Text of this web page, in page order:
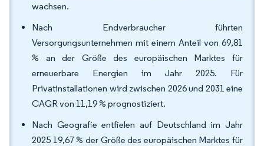
wachsen.
Nach Endverbraucher führten
Versorgungsunternehmen mit einem Anteil von 69,81
% an der Größe des europäischen Marktes für
erneuerbare Energien im Jahr 2025. Für
Privatinstallationen wird zwischen 2026 und 2031 eine
CAGR von 11,19 % prognostiziert.
Nach Geografie entfielen auf Deutschland im Jahr
2025 19,67 % der Größe des europäischen Marktes für